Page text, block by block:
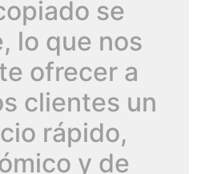
se
lo que nos
ofrecer a
clientes un
rápido,
y de